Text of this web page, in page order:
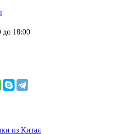
до 18:00
из Китая